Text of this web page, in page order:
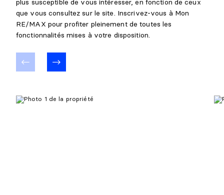
plus susceptible de vous intéresser, en fonction de ceux
que vous consultez sur le site. Inscrivez-vous à Mon
RE/MAX pour profiter pleinement de toutes les
fonctionnalités mises à votre disposition.